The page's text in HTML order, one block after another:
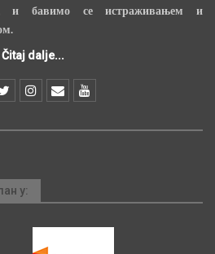
и бавимо се истраживањем и
Čitaj dalje...
у: